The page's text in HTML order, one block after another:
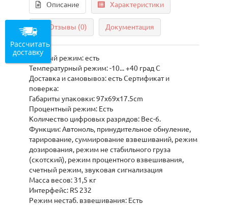
Описание Характеристики
Отзывы (0) Документация
Счетный режим: есть
Температурный режим: -10... +40 град С
Доставка и самовывоз: есть Сертификат и
поверка:
Габариты упаковки: 97х69х17.5cm
Процентный режим: Есть
Количество цифровых разрядов: Вес-6.
Функции: Автоноль, принудительное обнуление,
тарирование, суммирование взвешиваний, режим
дозирования, режим не стабильного груза
(скотский), режим процентного взвешивания,
счетный режим, звуковая сигнализация
Масса весов: 31,5 кг
Интерфейс: RS 232
Режим нестаб. взвешивания: Есть
Рассчитать
доставку